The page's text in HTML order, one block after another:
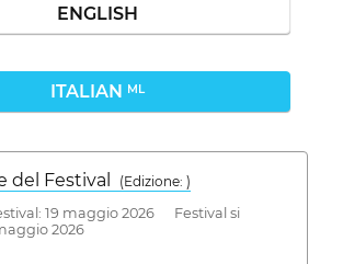
ENGLISH
ITALIAN ML
del Festival
( Edizione: )
19 maggio 2026 Festival si
2026